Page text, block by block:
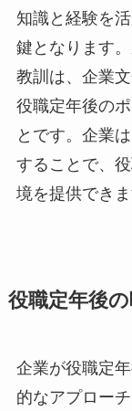
知識と経験を
鍵となります
教訓は、企業
役職定年後の
とです。企業
することで、
境を提供できま
役職定年後
企業が役職定
的なアプロー